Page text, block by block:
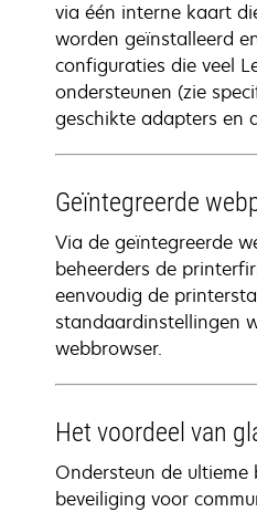
via één interne kaart
worden geïnstalleerd
configuraties die veel
ondersteunen (zie
geschikte adapters en
Geïntegreerde
Via de geïntegreerde
beheerders de
eenvoudig de
standaardinstellingen
webbrowser.
Het voordeel van
Ondersteun de ultieme
beveiliging voor